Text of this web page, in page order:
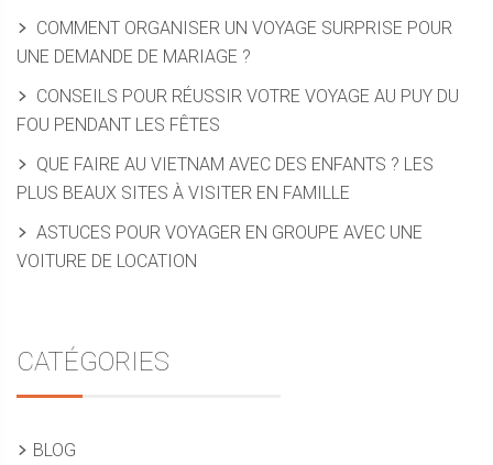
COMMENT ORGANISER UN VOYAGE SURPRISE POUR
UNE DEMANDE DE MARIAGE ?
CONSEILS POUR RÉUSSIR VOTRE VOYAGE AU PUY DU
FOU PENDANT LES FÊTES
QUE FAIRE AU VIETNAM AVEC DES ENFANTS ? LES
PLUS BEAUX SITES À VISITER EN FAMILLE
ASTUCES POUR VOYAGER EN GROUPE AVEC UNE
VOITURE DE LOCATION
CATÉGORIES
BLOG